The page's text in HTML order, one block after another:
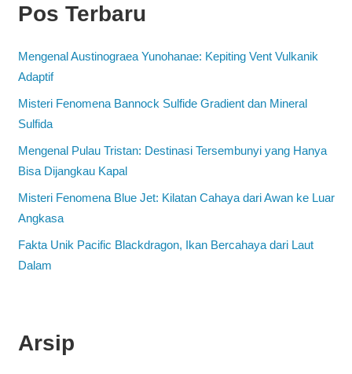
Pos Terbaru
Mengenal Austinograea Yunohanae: Kepiting Vent Vulkanik
Adaptif
Misteri Fenomena Bannock Sulfide Gradient dan Mineral
Sulfida
Mengenal Pulau Tristan: Destinasi Tersembunyi yang Hanya
Bisa Dijangkau Kapal
Misteri Fenomena Blue Jet: Kilatan Cahaya dari Awan ke Luar
Angkasa
Fakta Unik Pacific Blackdragon, Ikan Bercahaya dari Laut
Dalam
Arsip